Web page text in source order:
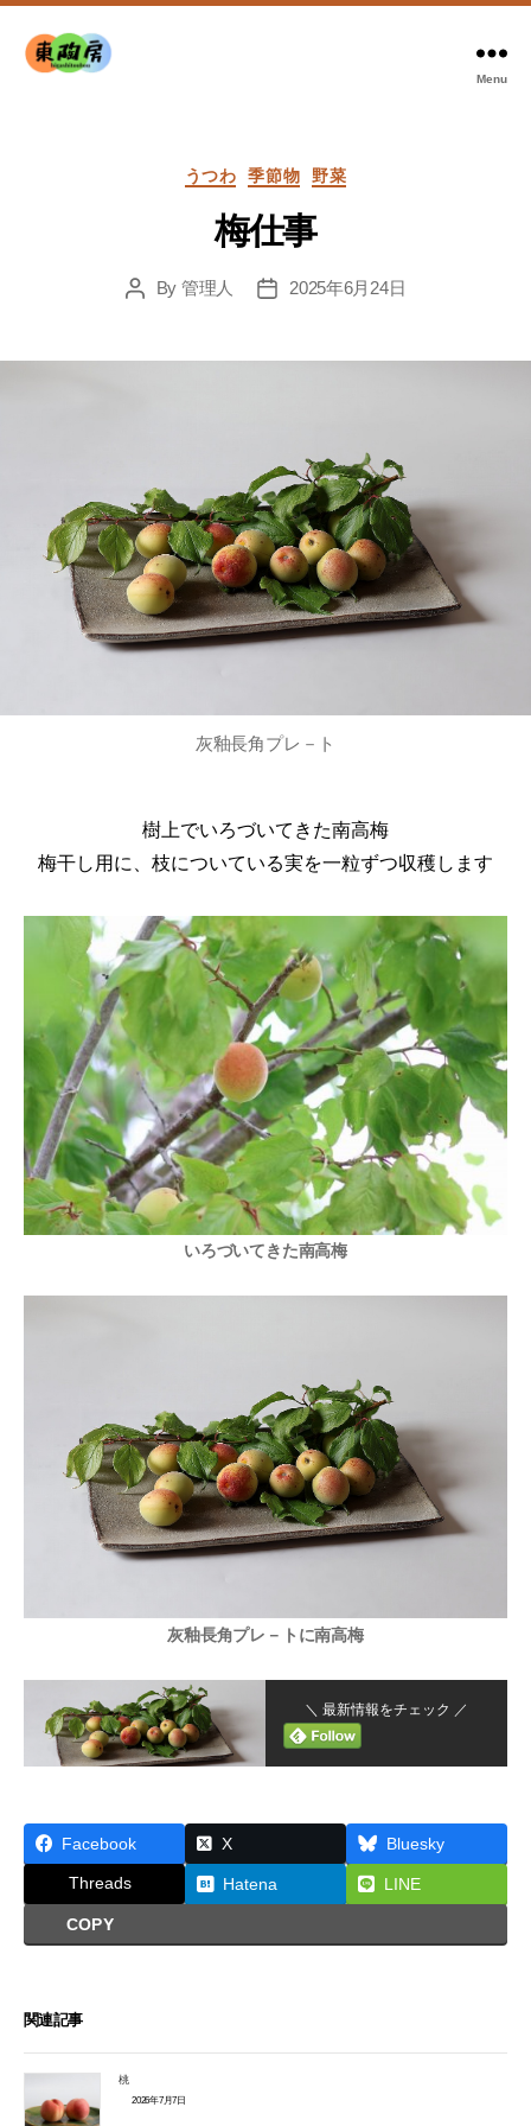
Menu
Categories
うつわ 季節物 野菜
梅仕事
PostBy 管理人
Post2025年6月24日
灰釉長角プレ－ト
樹上でいろづいてきた南高梅
梅干し用に、枝についている実を一粒ずつ収穫します
いろづいてきた南高梅
灰釉長角プレ－トに南高梅
＼ 最新情報をチェック ／
Facebook X Bluesky
Threads Hatena LINE
COPY
関連記事
桃
2026年7月7日